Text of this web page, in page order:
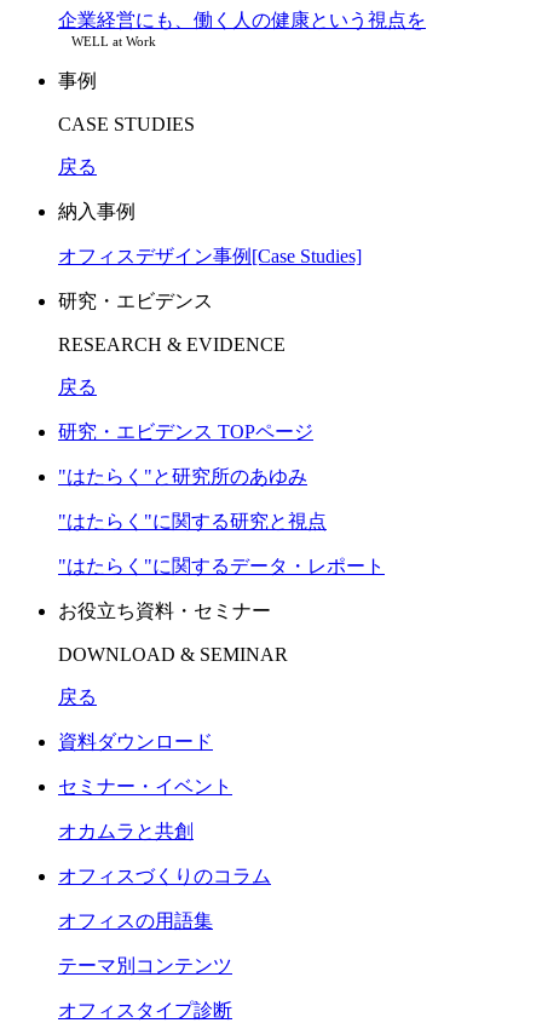
企業経営にも、働く人の健康という視点を
WELL at Work
事例
CASE STUDIES
戻る
納入事例
オフィスデザイン事例[Case Studies]
研究・エビデンス
RESEARCH & EVIDENCE
戻る
研究・エビデンス TOPページ
"はたらく"と研究所のあゆみ
"はたらく"に関する研究と視点
"はたらく"に関するデータ・レポート
お役立ち資料・セミナー
DOWNLOAD & SEMINAR
戻る
資料ダウンロード
セミナー・イベント
オカムラと共創
オフィスづくりのコラム
オフィスの用語集
テーマ別コンテンツ
オフィスタイプ診断